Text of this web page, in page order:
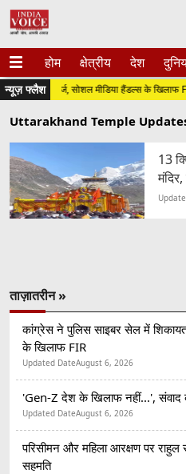
होम क्षेत्रीय देश
न्यूज़ फ्लैश
कराई दर्ज, सोशल मीडिया हैंडल्स के खिलाफ FIR
Uttarakhand Temple
13
ताज़ातरीन »
कांग्रेस ने पुलिस साइबर सेल में
के खिलाफ FIR
Updated DateAugust 6, 2026
'Gen-Z देश के खिलाफ नहीं...', संवाद
Updated DateAugust 6, 2026
परिसीमन और महिला आरक्षण पर राहुल
सहमति